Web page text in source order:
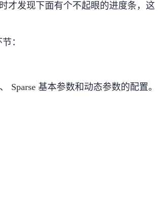
才发现下面有个不起眼的进度条，这
：
Sparse 基本参数和动态参数的配置。